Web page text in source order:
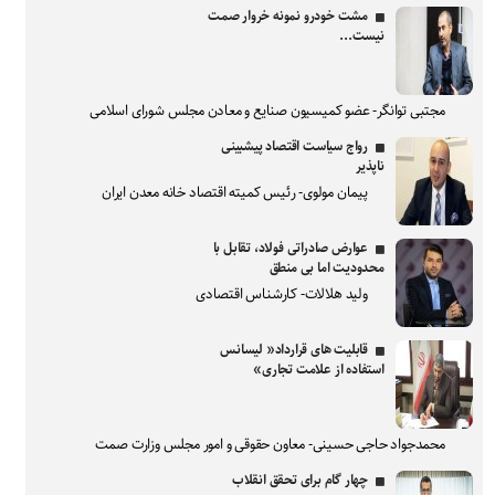
مشت خودرو نمونه خروار صمت
نیست...
مجتبی توانگر- عضو کمیسیون صنایع و معادن مجلس شورای اسلامی
رواج سیاست اقتصاد پیشبینی
ناپذیر
پیمان مولوی- رئیس کمیته اقتصاد خانه معدن ایران
عوارض صادراتی فولاد، تقابل با
محدودیت اما بی منطق
ولید هلالات- کارشناس اقتصادی
قابلیت های قرارداد« لیسانس
استفاده از علامت تجاری»
محمدجواد حاجی حسینی- معاون حقوقی و امور مجلس وزارت صمت
چهار گام برای تحقق انقلاب